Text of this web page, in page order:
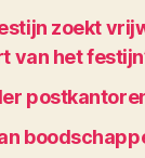
zoekt
van het